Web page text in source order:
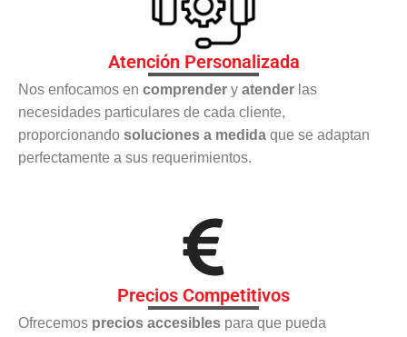
Atención Personalizada
Nos enfocamos en comprender y atender las
necesidades particulares de cada cliente,
proporcionando soluciones a medida que se adaptan
perfectamente a sus requerimientos.
Precios Competitivos
Ofrecemos precios accesibles para que pueda